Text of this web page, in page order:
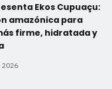
Ekos Cupuaçu:
amazónica para
firme, hidratada y
2026